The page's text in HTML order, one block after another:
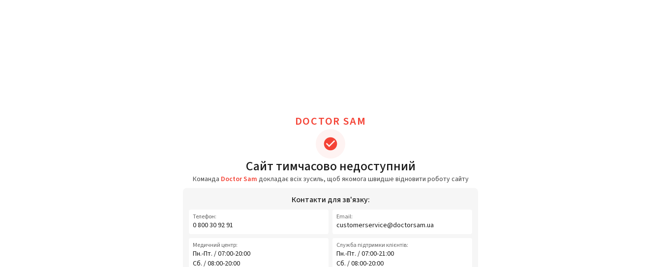
DOCTOR SAM
Сайт тимчасово недоступний
Команда Doctor Sam докладає всіх зусиль, щоб якомога швидше відновити роботу сайту
Контакти для зв'язку:
Телефон:
0 800 30 92 91
Email:
customerservice@doctorsam.ua
Медичний центр:
Пн.-Пт. / 07:00-20:00
Сб. / 08:00-20:00
Служба підтримки клієнтів:
Пн.-Пт. / 07:00-21:00
Сб. / 08:00-20:00